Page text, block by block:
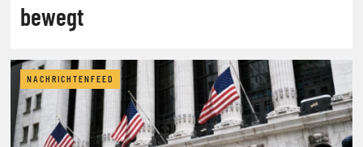
bewegt
NACHRICHTENFEED